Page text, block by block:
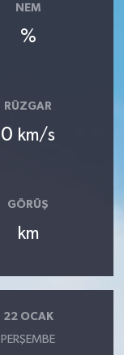
NEM
%
RÜZGAR
0 km/s
GÖRÜŞ
km
22 OCAK
PERŞEMBE